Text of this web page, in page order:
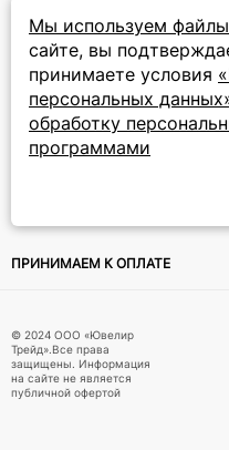
Мы используем
сайте, вы
принимаете условия
персональных
обработку
программами
ПОДПИСКА НА РАССЫЛКУ
Подписываясь на рассылку, вы
ПРИНИМАЕМ К ОПЛАТЕ
© 2024 ООО «Ювелир
Трейд».Все права
защищены. Информация
на сайте не является
публичной офертой